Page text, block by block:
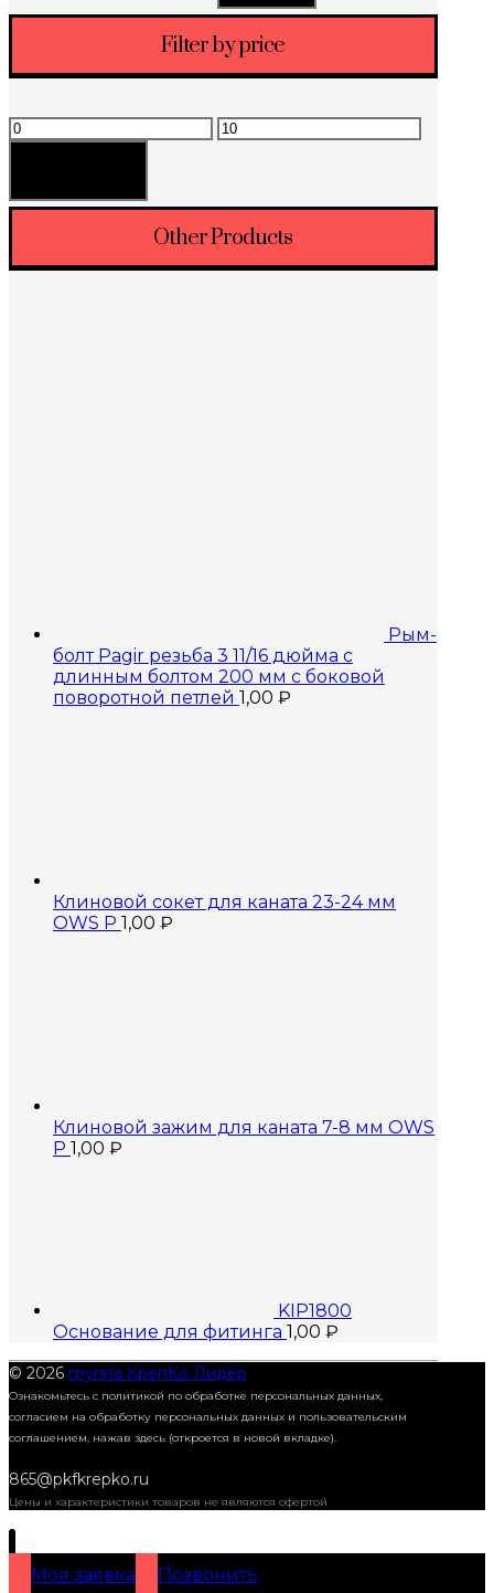
Filter by price
Минимальная
цена
Максимальная
Other Products
Рым-
болт Pagir резьба 3 11/16 дюйма с
длинным болтом 200 мм с боковой
поворотной петлей 1,00 ₽
Клиновой сокет для каната 23-24 мм
OWS P 1,00 ₽
Клиновой зажим для каната 7-8 мм OWS
P 1,00 ₽
KIP1800
Основание для фитинга 1,00 ₽
© 2026 группа КрепКо Лидер
Ознакомьтесь с политикой по обработке персональных данных,
согласием на обработку персональных данных и пользовательским
соглашением, нажав здесь (откроется в новой вкладке).
865@pkfkrepko.ru
Цены и характеристики товаров не являются офертой
Моя заявка Позвонить